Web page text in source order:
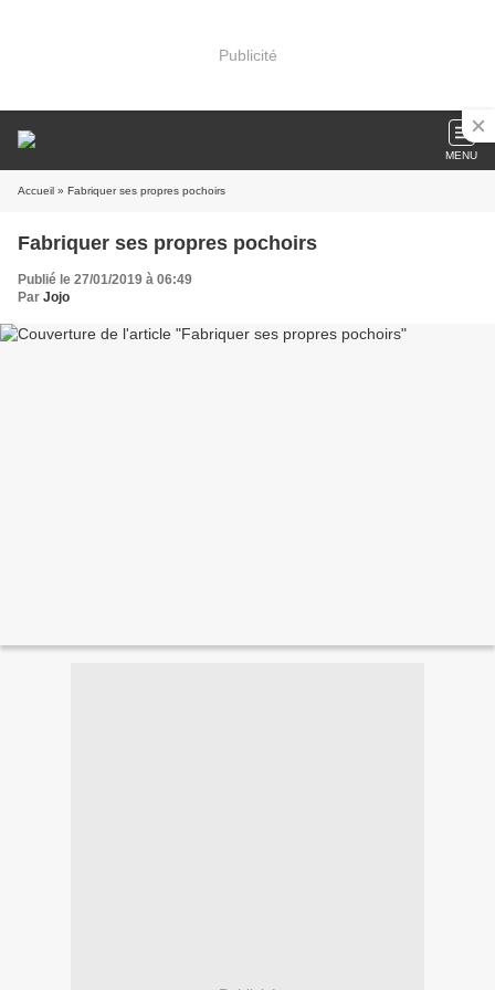
Publicité
MENU
Accueil » Fabriquer ses propres pochoirs
Fabriquer ses propres pochoirs
Publié le 27/01/2019 à 06:49
Par Jojo